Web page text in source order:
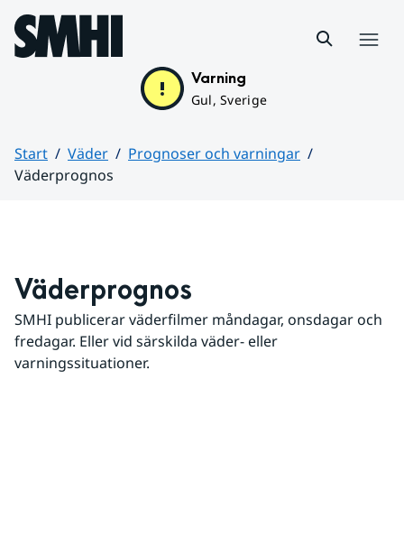
Hoppa till sidans innehåll
Varning
Gul, Sverige
Start Väder
Prognoser och varningar
Väderprognos
Väderprognos
SMHI publicerar väderfilmer måndagar, onsdagar och
fredagar. Eller vid särskilda väder- eller
varningssituationer.